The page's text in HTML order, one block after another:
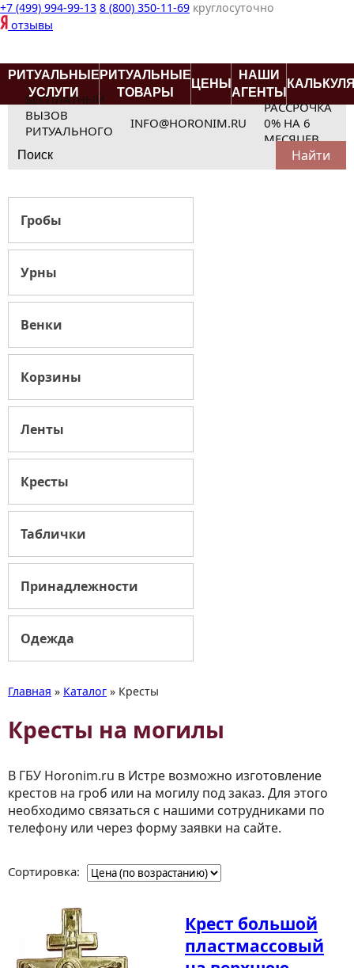
+7 (499) 994-99-13 8 (800) 350-11-69 круглосуточно
отзывы
РИТУАЛЬНЫЕ
УСЛУГИ
РИТУАЛЬНЫЕ
ТОВАРЫ
ЦЕНЫ
НАШИ
АГЕНТЫ
БЕСПЛАТНЫЙ
ВЫЗОВ
РИТУАЛЬНОГО
АГЕНТА
INFO@HORONIM.RU
РАССРОЧКА
0% НА 6
МЕСЯЦЕВ
for:
Гробы
Урны
Венки
Корзины
Ленты
Кресты
Таблички
Принадлежности
Одежда
Главная » Каталог » Кресты
Кресты на могилы
В ГБУ Horonim.ru в Истре возможно изготовление
крестов на гроб или на могилу под заказ. Для этого
необходимо связаться с нашими сотрудниками по
телефону или через форму заявки на сайте.
Сортировка:
Крест большой
пластмассовый